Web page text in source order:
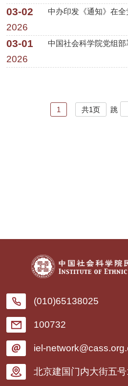
03-02
2026
03-01
2026
1 共1页 跳
(010)65138025
100732
iel-
北京建国门内大街五